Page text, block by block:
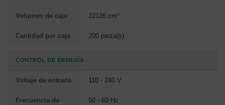
Volumen de caja 22126 cm³
Cantidad por caja 200 pieza(s)
CONTROL DE ENERGÍA
Voltaje de entrada 110 - 240 V
Frecuencia de
50 - 60 Hz